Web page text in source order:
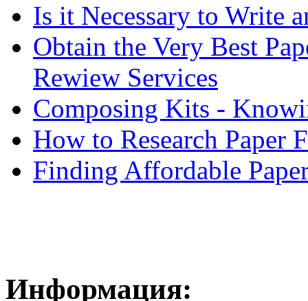
Is it Necessary to Write
Obtain the Very Best
Rewiew Services
Composing Kits -
How to Research Paper
Finding Affordable
Информация: